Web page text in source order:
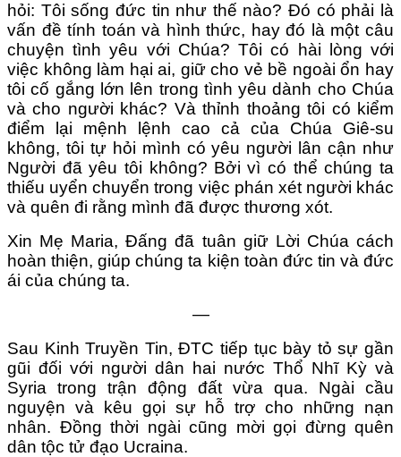
hỏi: Tôi sống đức tin như thế nào? Đó có phải là
vấn đề tính toán và hình thức, hay đó là một câu
chuyện tình yêu với Chúa? Tôi có hài lòng với
việc không làm hại ai, giữ cho vẻ bề ngoài ổn hay
tôi cố gắng lớn lên trong tình yêu dành cho Chúa
và cho người khác? Và thỉnh thoảng tôi có kiểm
điểm lại mệnh lệnh cao cả của Chúa Giê-su
không, tôi tự hỏi mình có yêu người lân cận như
Người đã yêu tôi không? Bởi vì có thể chúng ta
thiếu uyển chuyển trong việc phán xét người khác
và quên đi rằng mình đã được thương xót.
Xin Mẹ Maria, Đấng đã tuân giữ Lời Chúa cách
hoàn thiện, giúp chúng ta kiện toàn đức tin và đức
ái của chúng ta.
—
Sau Kinh Truyền Tin, ĐTC tiếp tục bày tỏ sự gần
gũi đối với người dân hai nước Thổ Nhĩ Kỳ và
Syria trong trận động đất vừa qua. Ngài cầu
nguyện và kêu gọi sự hỗ trợ cho những nạn
nhân. Đồng thời ngài cũng mời gọi đừng quên
dân tộc tử đạo Ucraina.